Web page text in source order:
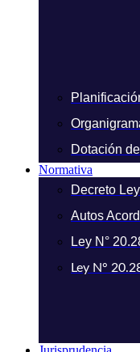
Dotación
Normativa
Decreto
Autos
Ley N°
Ley N°